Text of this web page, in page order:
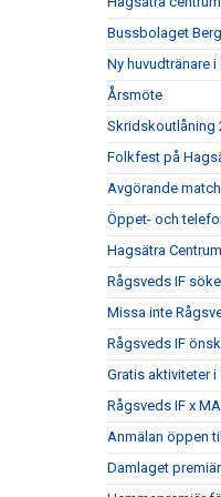
Bussbolaget
Ny huvudtränare
Årsmöte
Skridskoutlåning
Folkfest på
Avgörande
Öppet- och
Hagsätra
Rågsveds IF
Missa inte
Rågsveds IF
Gratis aktiviteter i
Rågsveds IF x
Anmälan öppen
Damlaget